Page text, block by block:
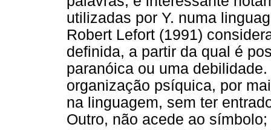
utilizadas por Y. numa
Robert Lefort (1991)
definida, a partir da qual é
paranóica ou uma
organização psíquica, por
na linguagem, sem ter
Outro, não acede ao